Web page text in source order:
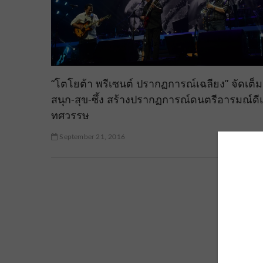
“โตโยต้า พรีเซนต์ ปรากฏการณ์เฉลียง” จัดเต็ม
สนุก-สุข-ซึ้ง สร้างปรากฏการณ์ดนตรีอารมณ์ดี
ทศวรรษ
September 21, 2016